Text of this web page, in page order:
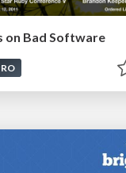
on Bad Software